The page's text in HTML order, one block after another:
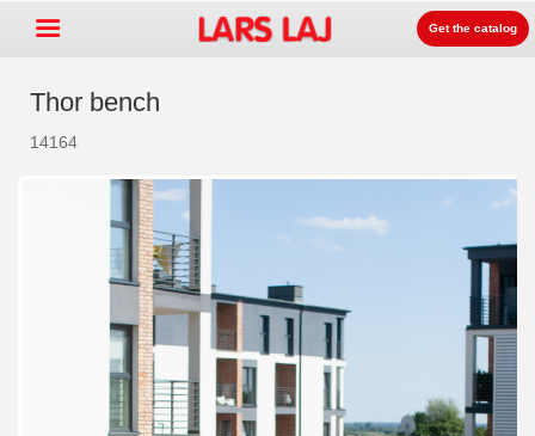
Detských ihrísk zariadenia +
Park & mestský mobiliár
Športové vybavenie
+
+
Get the catalog
Thor bench
14164